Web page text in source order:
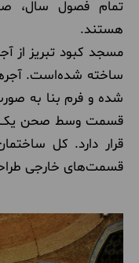
تمام فصول سال،
هستند.
مسجد کبود تبریز از
ساخته شده‌است.
شده و فرم بنا به
قسمت وسط صحن یک
قرار دارد. کل
قسمت‌های خارجی